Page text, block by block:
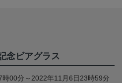
念ビアグラス
00分～2022年11月6日23時59分